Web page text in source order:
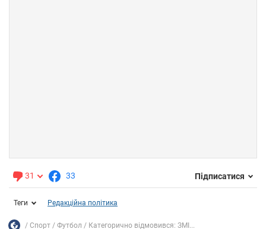
31 33 Підписатися
Теги Редакційна політика
Спорт Футбол Категорично відмовився: ЗМІ...